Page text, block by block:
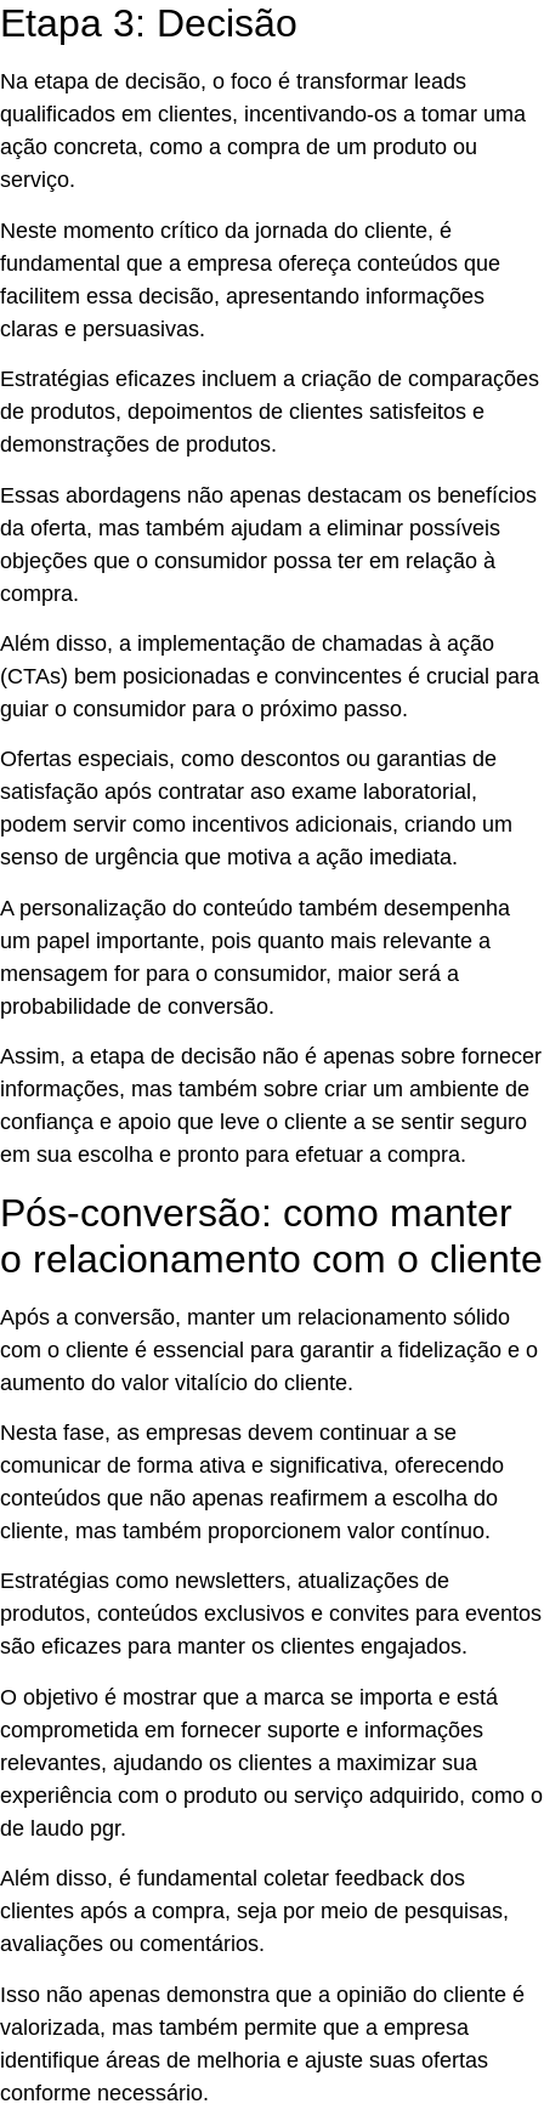
Etapa 3: Decisão
Na etapa de decisão, o foco é transformar leads
qualificados em clientes, incentivando-os a tomar uma
ação concreta, como a compra de um produto ou
serviço.
Neste momento crítico da jornada do cliente, é
fundamental que a empresa ofereça conteúdos que
facilitem essa decisão, apresentando informações
claras e persuasivas.
Estratégias eficazes incluem a criação de comparações
de produtos, depoimentos de clientes satisfeitos e
demonstrações de produtos.
Essas abordagens não apenas destacam os benefícios
da oferta, mas também ajudam a eliminar possíveis
objeções que o consumidor possa ter em relação à
compra.
Além disso, a implementação de chamadas à ação
(CTAs) bem posicionadas e convincentes é crucial para
guiar o consumidor para o próximo passo.
Ofertas especiais, como descontos ou garantias de
satisfação após contratar aso exame laboratorial,
podem servir como incentivos adicionais, criando um
senso de urgência que motiva a ação imediata.
A personalização do conteúdo também desempenha
um papel importante, pois quanto mais relevante a
mensagem for para o consumidor, maior será a
probabilidade de conversão.
Assim, a etapa de decisão não é apenas sobre fornecer
informações, mas também sobre criar um ambiente de
confiança e apoio que leve o cliente a se sentir seguro
em sua escolha e pronto para efetuar a compra.
Pós-conversão: como manter
o relacionamento com o cliente
Após a conversão, manter um relacionamento sólido
com o cliente é essencial para garantir a fidelização e o
aumento do valor vitalício do cliente.
Nesta fase, as empresas devem continuar a se
comunicar de forma ativa e significativa, oferecendo
conteúdos que não apenas reafirmem a escolha do
cliente, mas também proporcionem valor contínuo.
Estratégias como newsletters, atualizações de
produtos, conteúdos exclusivos e convites para eventos
são eficazes para manter os clientes engajados.
O objetivo é mostrar que a marca se importa e está
comprometida em fornecer suporte e informações
relevantes, ajudando os clientes a maximizar sua
experiência com o produto ou serviço adquirido, como o
de laudo pgr.
Além disso, é fundamental coletar feedback dos
clientes após a compra, seja por meio de pesquisas,
avaliações ou comentários.
Isso não apenas demonstra que a opinião do cliente é
valorizada, mas também permite que a empresa
identifique áreas de melhoria e ajuste suas ofertas
conforme necessário.